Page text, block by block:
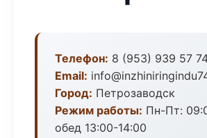
Телефон: 8 (953) 939 57
Email:
Город: Петрозаводск
Режим работы: Пн-Пт:
обед 13:00-14:00